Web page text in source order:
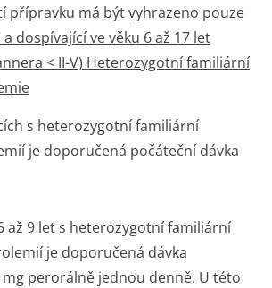
přípravku má být vyhrazeno pouze
a dospívající ve věku 6 až 17 let
< II-V) Heterozygotní familiární
s heterozygotní familiární
je doporučená počáteční dávka
až 9 let s heterozygotní familiární
je doporučená dávka
mg perorálně jednou denně. U této